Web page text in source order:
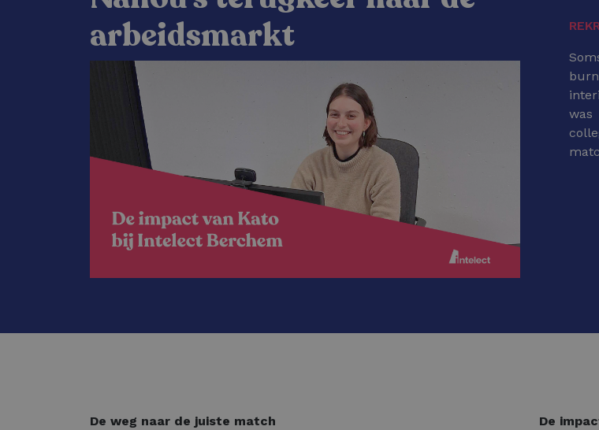
arbeidsmarkt
was
De weg naar de juiste match De